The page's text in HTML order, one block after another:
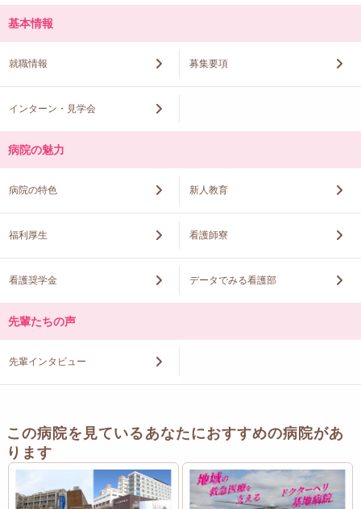
基本情報
就職情報 募集要項
インターン・見学会
病院の魅力
病院の特色 新人教育
福利厚生 看護師寮
看護奨学金 データでみる看護部
先輩たちの声
先輩インタビュー
この病院を見ているあなたにおすすめの病院があ
ります